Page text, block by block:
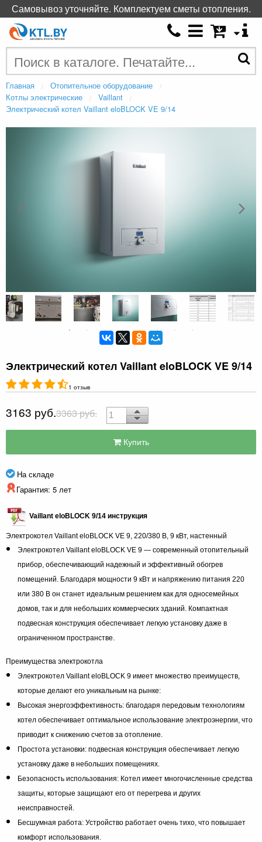
Главная
Отопительное оборудование
Котлы электрические
Vaillant
Электрический котел Vaillant eloBLOCK VE 9/14
Электрический котел Vaillant eloBLOCK VE 9/14
1 отзыв
3163 руб.3363 руб.
Купить
На складе
Гарантия: 5 лет
Vaillant eloBLOCK 9/14 инструкция
Электрокотел Vaillant eloBLOCK VE 9, 220/380 В, 9 кВт, настенный
Электрокотел Vaillant eloBLOCK VE 9 — современный отопительный
прибор, обеспечивающий надежный и эффективный обогрев
помещений. Благодаря мощности 9 кВт и напряжению питания 220
или 380 В он станет идеальным решением как для односемейных
домов, так и для небольших коммерческих зданий. Компактная
подвесная конструкция обеспечивает легкую установку даже в
ограниченном пространстве.
Преимущества электрокотла
Электрокотел Vaillant eloBLOCK 9 имеет множество преимуществ,
которые делают его уникальным на рынке:
Высокая энергоэффективность: благодаря передовым технологиям
котел обеспечивает оптимальное использование электроэнергии, что
приводит к снижению счетов за отопление.
Простота установки: подвесная конструкция обеспечивает легкую
установку даже в небольших помещениях.
Безопасность использования: Котел имеет многочисленные средства
защиты, которые защищают его от перегрева и других
неисправностей.
Бесшумная работа: Устройство работает очень тихо, что повышает
комфорт использования.
Самовывоз уточняйте. Комплектуем сметы отопления.